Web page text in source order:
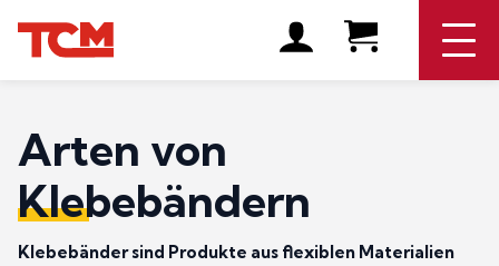
Arten von
Klebebändern
Klebebänder sind Produkte aus flexiblen Materialien